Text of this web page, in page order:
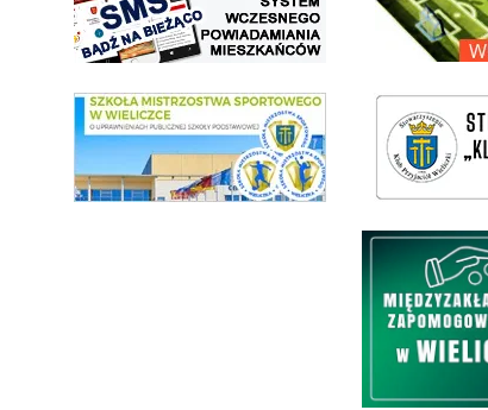
link do SMS Wieliczka wieliczka-
Międzyzakładowa